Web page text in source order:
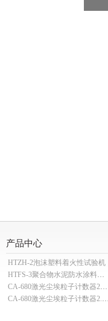
产品中心
HTZH-2泡沫塑料着火性试验机
HTFS-3聚合物水泥防水涂料分散机
CA-680激光尘埃粒子计数器28.3L
CA-680激光尘埃粒子